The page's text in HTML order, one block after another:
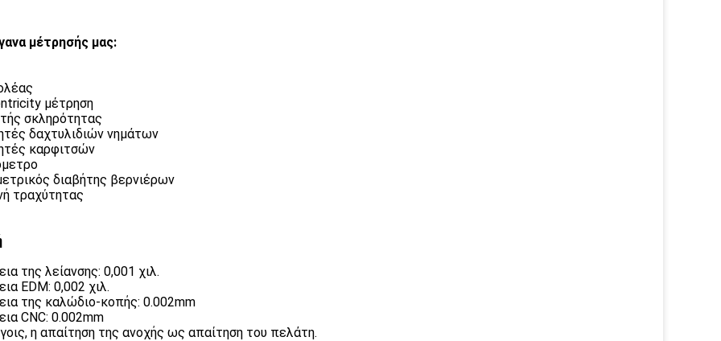
μέτρησής μας:
μέτρηση
σκληρότητας
δαχτυλιδιών νημάτων
καρφιτσών
διαβήτης βερνιέρων
τραχύτητας
της λείανσης: 0,001 χιλ.
EDM: 0,002 χιλ.
της καλώδιο-κοπής: 0.002mm
CNC: 0.002mm
η απαίτηση της ανοχής ως απαίτηση του πελάτη.